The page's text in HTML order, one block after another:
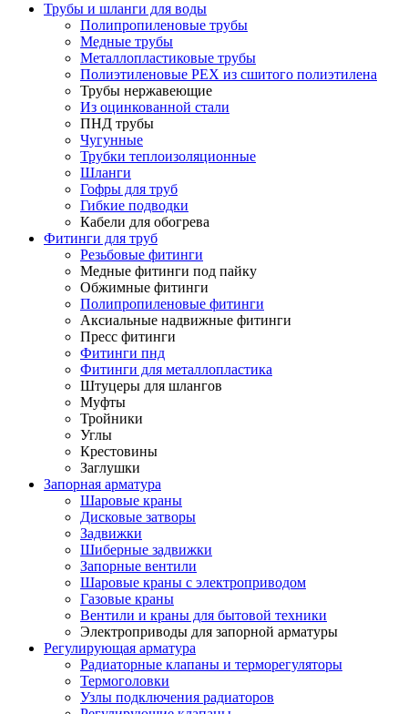
Трубы и шланги для воды
Полипропиленовые трубы
Медные трубы
Металлопластиковые трубы
Полиэтиленовые PEX из сшитого полиэтилена
Трубы нержавеющие
Из оцинкованной стали
ПНД трубы
Чугунные
Трубки теплоизоляционные
Шланги
Гофры для труб
Гибкие подводки
Кабели для обогрева
Фитинги для труб
Резьбовые фитинги
Медные фитинги под пайку
Обжимные фитинги
Полипропиленовые фитинги
Аксиальные надвижные фитинги
Пресс фитинги
Фитинги пнд
Фитинги для металлопластика
Штуцеры для шлангов
Муфты
Тройники
Углы
Крестовины
Заглушки
Запорная арматура
Шаровые краны
Дисковые затворы
Задвижки
Шиберные задвижки
Запорные вентили
Шаровые краны с электроприводом
Газовые краны
Вентили и краны для бытовой техники
Электроприводы для запорной арматуры
Регулирующая арматура
Радиаторные клапаны и терморегуляторы
Термоголовки
Узлы подключения радиаторов